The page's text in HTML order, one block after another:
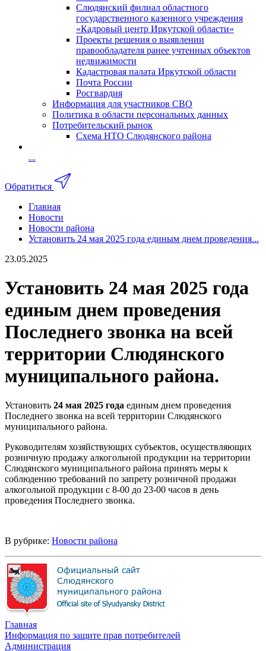
Слюдянский филиал областного
государственного казенного учреждения
«Кадровый центр Иркутской области»
Проекты решения о выявлении
правообладателя ранее учтенных объектов
недвижимости
Кадастровая палата Иркутской области
Почта России
Росгвардия
Информация для участников СВО
Политика в области персональных данных
Потребительский рынок
Схема НТО Слюдянского района
...
Обратиться
Главная
Новости
Новости района
Установить 24 мая 2025 года единым днем проведения...
23.05.2025
Установить 24 мая 2025 года
единым днем проведения
Последнего звонка на всей
территории Слюдянского
муниципального района.
Установить 24 мая 2025 года единым днем проведения
Последнего звонка на всей территории Слюдянского
муниципального района.
Руководителям хозяйствующих субъектов, осуществляющих
розничную продажу алкогольной продукции на территории
Слюдянского муниципального района принять меры к
соблюдению требований по запрету розничной продажи
алкогольной продукции с 8-00 до 23-00 часов в день
проведения Последнего звонка.
В рубрике: Новости района
Главная
Информация по защите прав потребителей
Администрация